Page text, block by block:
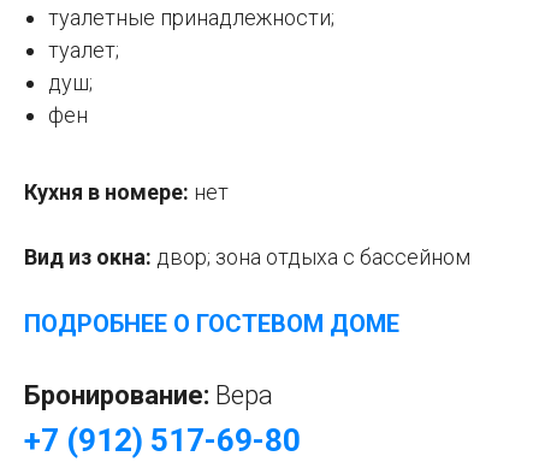
туалетные принадлежности;
туалет;
душ;
фен
Кухня в номере: нет
Вид из окна: двор; зона отдыха с бассейном
ПОДРОБНЕЕ О ГОСТЕВОМ ДОМЕ
Бронирование: Вера
+7 (912) 517-69-80